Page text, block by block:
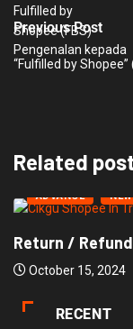
Previous Post
Pengenalan kepada
“Fulfilled by Shopee”
Related
ADVANCE
Return /
October 15, 2024
RECENT